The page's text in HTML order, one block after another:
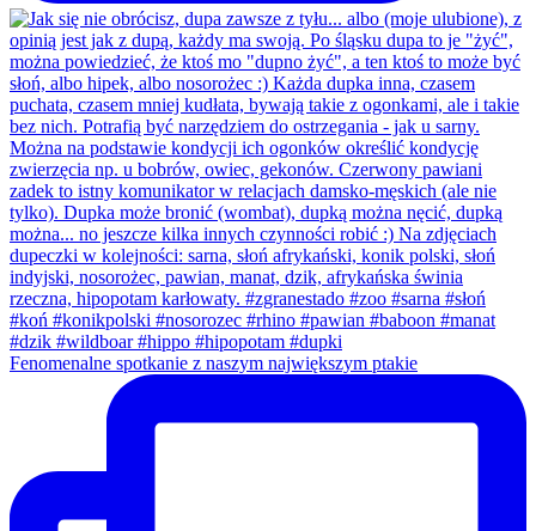
Fenomenalne spotkanie z naszym największym ptakie